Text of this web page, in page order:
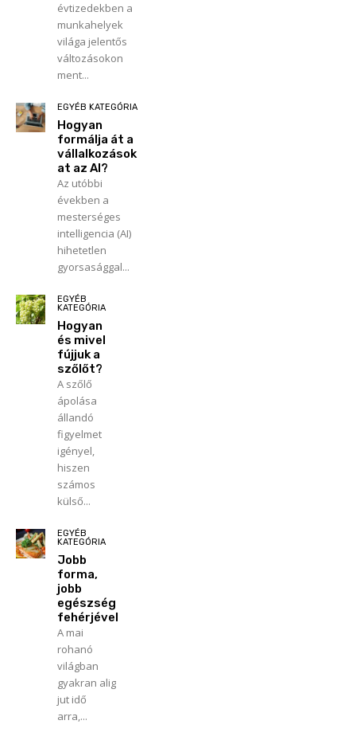
évtizedekben a
munkahelyek
világa jelentős
változásokon
ment...
EGYÉB KATEGÓRIA
Hogyan
formálja át a
vállalkozások
at az AI?
Az utóbbi
években a
mesterséges
intelligencia (AI)
hihetetlen
gyorsasággal...
EGYÉB
KATEGÓRIA
Hogyan
és mivel
fújjuk a
szőlőt?
A szőlő
ápolása
állandó
figyelmet
igényel,
hiszen
számos
külső...
EGYÉB
KATEGÓRIA
Jobb
forma,
jobb
egészség
fehérjével
A mai
rohanó
világban
gyakran alig
jut idő
arra,...